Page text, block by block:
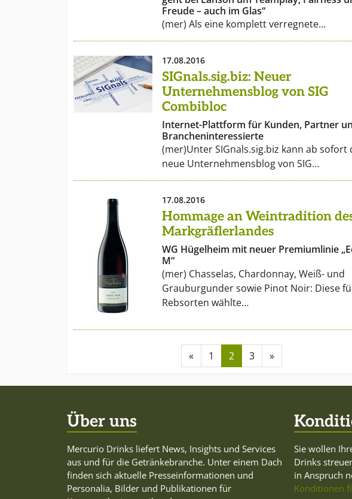
Freude – auch im Glas“
(mer) Als eine komplett verregnete…
17.08.2016
SIGnals.sig.biz: Neuer
Unternehmensblog von SIG
Combibloc
Internet-Plattform für Kunden, Partner
Brancheninteressierte
(mer)Unter SIGnals.sig.biz kann ab sofort
neue Unternehmensblog von SIG…
17.08.2016
Hommage an Weintradition
Markgräflerlandes
WG Hügelheim mit neuer Premiumlinie
M“
(mer) Chasselas, Chardonnay, Weiß- und
Grauburgunder sowie Pinot Noir: Diese
Rebsorten wählte…
« 1 2 3 »
Über uns
Mercurio Drinks liefert News, Insights und Services
aus und für die Getränkebranche. Unter einem Dach
finden sich aktuelle Presseinformationen und
Personalia, Bilder und Publikationen für
Sie wollen
Drinks
in Anspruch
Konditionen